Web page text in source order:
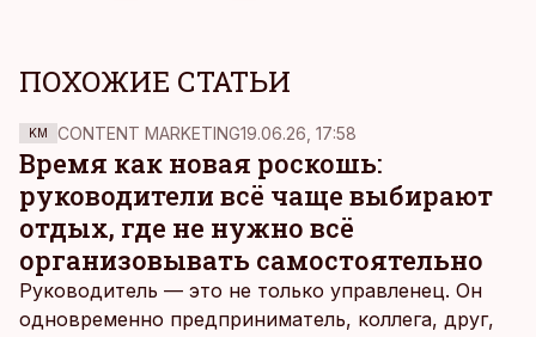
ПОХОЖИЕ СТАТЬИ
KM CONTENT MARKETING19.06.26, 17:58
Время как новая роскошь:
руководители всё чаще выбирают
отдых, где не нужно всё
организовывать самостоятельно
Руководитель — это не только управленец. Он
одновременно предприниматель, коллега, друг,